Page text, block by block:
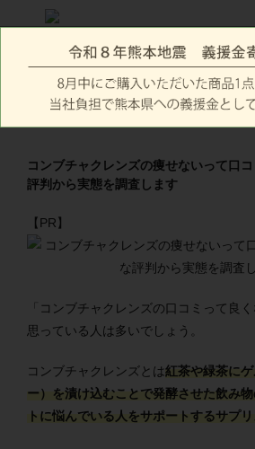
コンブチャクレンズの痩せないって口
評判から実態を調査します
【PR】
「コンブチャクレンズの口コミって良
思っている人は多いでしょう。
コンブチャクレンズとは紅茶や緑茶に
ー）を漬け込むことで発酵させた飲み
トに悩んでいる人をサポートするサプ